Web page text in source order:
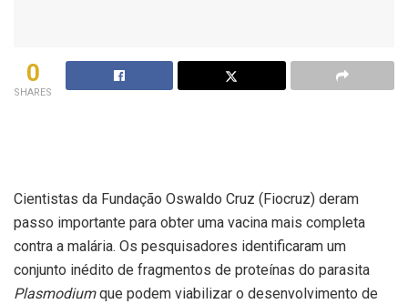
0
SHARES
Cientistas da Fundação Oswaldo Cruz (Fiocruz) deram
passo importante para obter uma vacina mais completa
contra a malária. Os pesquisadores identificaram um
conjunto inédito de fragmentos de proteínas do parasita
Plasmodiumque podem viabilizar o desenvolvimento de